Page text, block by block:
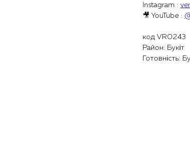
Instagram :
🎥 YouTube :
код VR0243
Район: Букіт
Готовність: